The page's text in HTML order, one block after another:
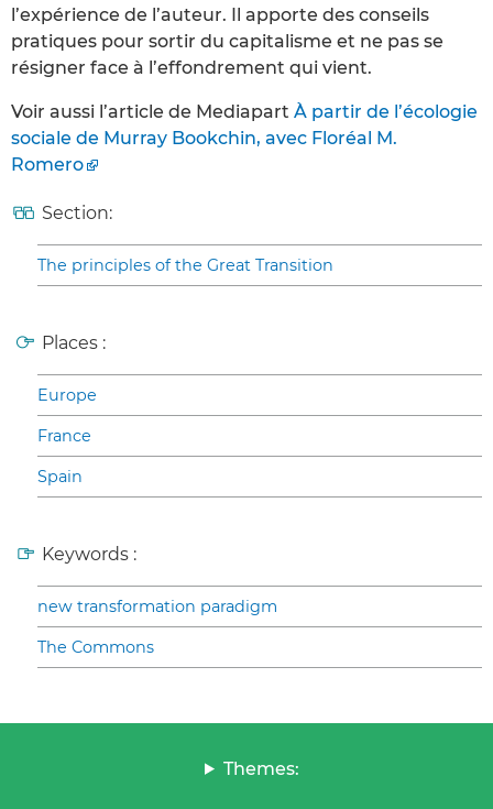
l’expérience de l’auteur. Il apporte des conseils
pratiques pour sortir du capitalisme et ne pas se
résigner face à l’effondrement qui vient.
Voir aussi l’article de Mediapart À partir de l’écologie
sociale de Murray Bookchin, avec Floréal M.
Romero
Section:
The principles of the Great Transition
Places :
Europe
France
Spain
Keywords :
new transformation paradigm
The Commons
Themes: